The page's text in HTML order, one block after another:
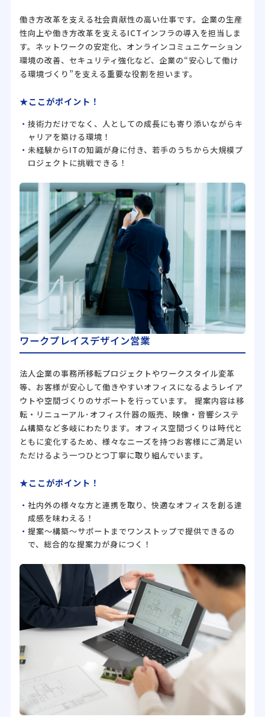
働き方改革を支える社会貢献性の高い仕事です。企業の生産
性向上や働き方改革を支えるICTインフラの導入を担当しま
す。ネットワークの安定化、オンラインコミュニケーション
環境の改善、セキュリティ強化など、企業の“安心して働け
る環境づくり”を支える重要な役割を担います。
★ここがポイント！
技術力だけでなく、人としての成長にも寄り添いながらキ
ャリアを築ける環境！
未経験からITの知識が身に付き、若手のうちから大規模プ
ロジェクトに挑戦できる！
ワークプレイスデザイン営業
法人企業の事務所移転プロジェクトやワークスタイル変革
等、お客様が安心して働きやすいオフィスになるようレイア
ウトや空間づくりのサポートを行っています。 提案内容は移
転・リニューアル･オフィス什器の販売、映像・音響システ
ム構築など多岐にわたります。オフィス空間づくりは時代と
ともに変化するため、様々なニーズを持つお客様にご満足い
ただけるよう一つひとつ丁寧に取り組んでいます。
★ここがポイント！
社内外の様々な方と連携を取り、快適なオフィスを創る達
成感を味わえる！
提案～構築～サポートまでワンストップで提供できるの
で、総合的な提案力が身につく！